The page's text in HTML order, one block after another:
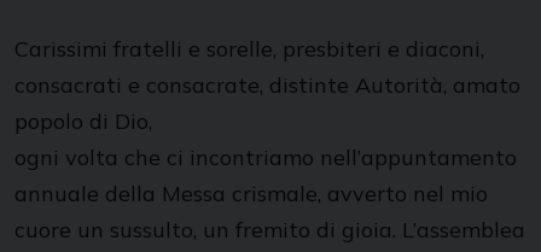
Carissimi fratelli e sorelle, presbiteri e diaconi,
consacrati e consacrate, distinte Autorità, amato
popolo di Dio,
ogni volta che ci incontriamo nell’appuntamento
annuale della Messa crismale, avverto nel mio
cuore un sussulto, un fremito di gioia. L’assemblea